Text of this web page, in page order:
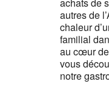
autres de
chaleur
familial
au cœur
vous
notre